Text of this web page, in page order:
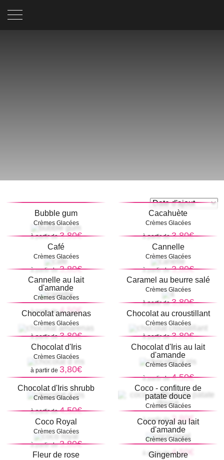
Bubble gum
Crèmes Glacées
à partir de3,80€
Cacahuète
Crèmes Glacées
à partir de3,80€
Café
Crèmes Glacées
à partir de3,80€
Cannelle
Crèmes Glacées
à partir de3,80€
Cannelle au lait
d'amande
Crèmes Glacées
à partir de4,50€
Caramel au beurre salé
Crèmes Glacées
à partir de3,80€
Chocolat amarenas
Crèmes Glacées
à partir de3,80€
Chocolat au croustillant
Crèmes Glacées
à partir de3,80€
Chocolat d'Iris
Crèmes Glacées
à partir de 3,80€
Chocolat d'Iris au lait
d'amande
Crèmes Glacées
à partir de4,50€
Chocolat d'Iris shrubb
Crèmes Glacées
à partir de4,50€
Coco - confiture de
patate douce
Crèmes Glacées
à partir de3,80€
Coco Royal
Crèmes Glacées
à partir de3,80€
Coco royal au lait
d'amande
Crèmes Glacées
à partir de4,50€
Fleur de rose Gingembre